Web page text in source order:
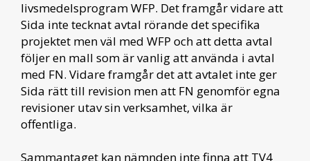
livsmedelsprogram WFP. Det framgår vidare att
Sida inte tecknat avtal rörande det specifika
projektet men väl med WFP och att detta avtal
följer en mall som är vanlig att använda i avtal
med FN. Vidare framgår det att avtalet inte ger
Sida rätt till revision men att FN genomför egna
revisioner utav sin verksamhet, vilka är
offentliga.
Sammantaget kan nämnden inte finna att TV4